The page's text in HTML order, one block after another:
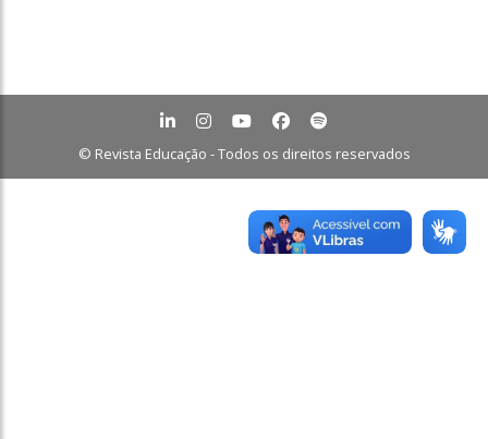
© Revista Educação - Todos os direitos reservados